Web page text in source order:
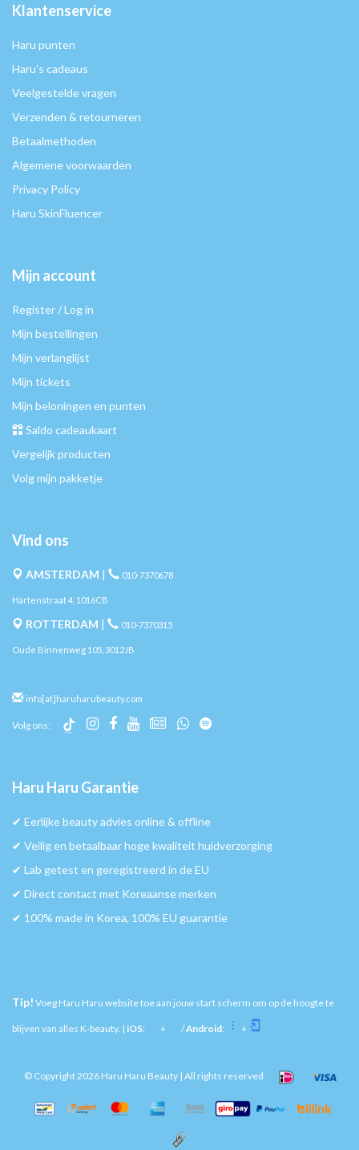
Klantenservice
Haru punten
Haru's cadeaus
Veelgestelde vragen
Verzenden & retourneren
Betaalmethoden
Algemene voorwaarden
Privacy Policy
Haru SkinFluencer
Mijn account
Register / Log in
Mijn bestellingen
Mijn verlanglijst
Mijn tickets
Mijn beloningen en punten
Saldo cadeaukaart
Vergelijk producten
Volg mijn pakketje
Vind ons
AMSTERDAM | 010-7370678
Hartenstraat 4, 1016CB
ROTTERDAM | 010-7370315
Oude Binnenweg 105, 3012JB
info[at]haruharubeauty.com
Volg ons:
Haru Haru Garantie
✔︎ Eerlijke beauty advies online & offline
✔︎ Veilig en betaalbaar hoge kwaliteit huidverzorging
✔︎ Lab getest en geregistreerd in de EU
✔︎ Direct contact met Koreaanse merken
✔︎ 100% made in Korea, 100% EU guarantie
Tip! Voeg Haru Haru website toe aan jouw start scherm om op de hoogte te
blijven van alles K-beauty. | iOS: + /Android: +
© Copyright 2026 Haru Haru Beauty | All rights reserved